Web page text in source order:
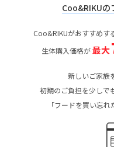
Coo&RIKUの
Coo&RIKUがおすすめす
生体購入価格が最大
新しいご家族
初期のご負担を少しで
「フードを買い忘